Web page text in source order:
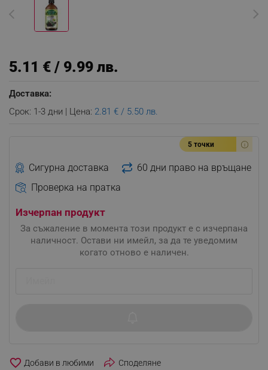
5.11 € / 9.99 лв.
Доставка:
Срок: 1-3 дни | Цена: 2.81 € / 5.50 лв.
5 точки
Сигурна доставка
60 дни право на връщане
Проверка на пратка
Изчерпан продукт
За съжаление в момента този продукт е с изчерпана
наличност. Остави ни имейл, за да те уведомим
когато отново е наличен.
favorite_border Споделяне